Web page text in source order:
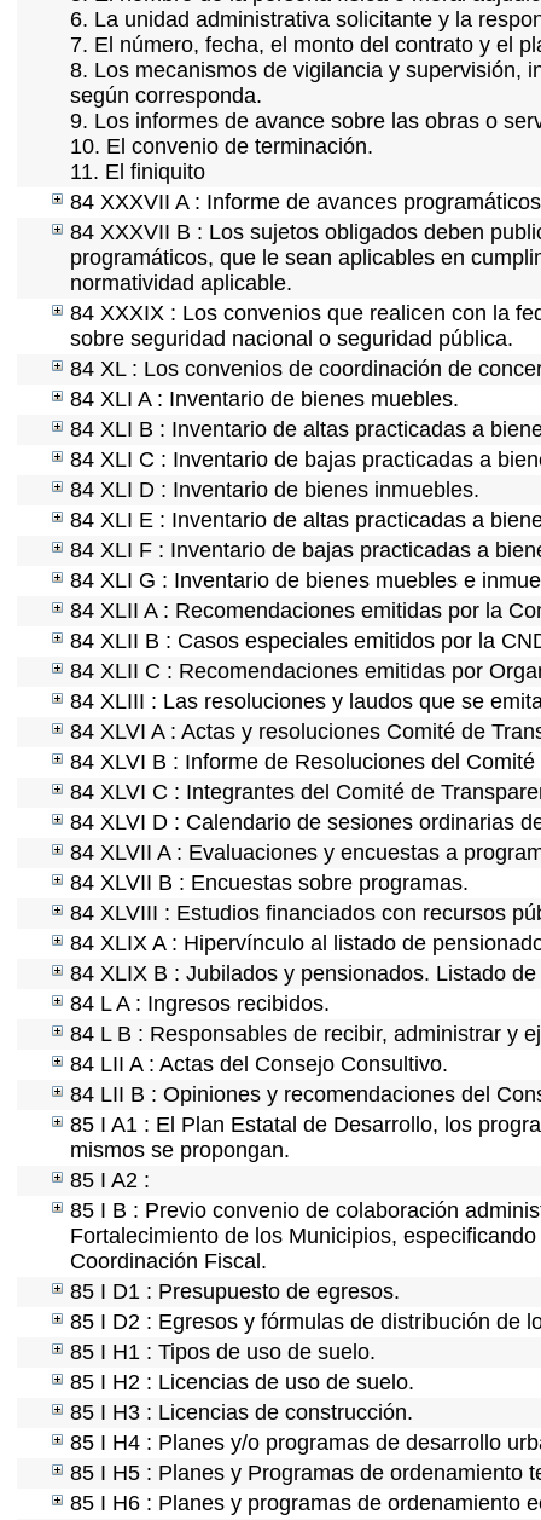
6. La unidad administrativa solicitante y la
7. El número, fecha, el monto del contrato y el
8. Los mecanismos de vigilancia y supervisión,
según corresponda.
9. Los informes de avance sobre las obras o
10. El convenio de terminación.
11. El finiquito
84 XXXVII A : Informe de avances
84 XXXVII B : Los sujetos obligados deben
programáticos, que le sean aplicables en
normatividad aplicable.
84 XXXIX : Los convenios que realicen con la
sobre seguridad nacional o seguridad pública.
84 XL : Los convenios de coordinación de
84 XLI A : Inventario de bienes muebles.
84 XLI B : Inventario de altas practicadas a
84 XLI C : Inventario de bajas practicadas a
84 XLI D : Inventario de bienes inmuebles.
84 XLI E : Inventario de altas practicadas a
84 XLI F : Inventario de bajas practicadas a
84 XLI G : Inventario de bienes muebles e
84 XLII A : Recomendaciones emitidas por la
84 XLII B : Casos especiales emitidos por la
84 XLII C : Recomendaciones emitidas por
84 XLIII : Las resoluciones y laudos que se
84 XLVI A : Actas y resoluciones Comité de
84 XLVI B : Informe de Resoluciones del
84 XLVI C : Integrantes del Comité de
84 XLVI D : Calendario de sesiones ordinarias
84 XLVII A : Evaluaciones y encuestas a
84 XLVII B : Encuestas sobre programas.
84 XLVIII : Estudios financiados con recursos
84 XLIX A : Hipervínculo al listado de
84 XLIX B : Jubilados y pensionados. Listado
84 L A : Ingresos recibidos.
84 L B : Responsables de recibir, administrar y
84 LII A : Actas del Consejo Consultivo.
84 LII B : Opiniones y recomendaciones del
85 I A1 : El Plan Estatal de Desarrollo, los
mismos se propongan.
85 I A2 :
85 I B : Previo convenio de colaboración
Fortalecimiento de los Municipios,
Coordinación Fiscal.
85 I D1 : Presupuesto de egresos.
85 I D2 : Egresos y fórmulas de distribución de
85 I H1 : Tipos de uso de suelo.
85 I H2 : Licencias de uso de suelo.
85 I H3 : Licencias de construcción.
85 I H4 : Planes y/o programas de desarrollo
85 I H5 : Planes y Programas de ordenamiento
85 I H6 : Planes y programas de ordenamiento